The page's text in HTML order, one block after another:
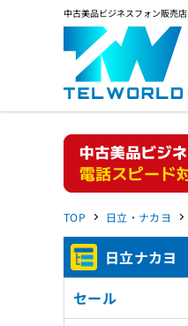
中古美品ビジネスフォン販売店
TOP 日立・ナカヨ
日立ナカヨ
セール